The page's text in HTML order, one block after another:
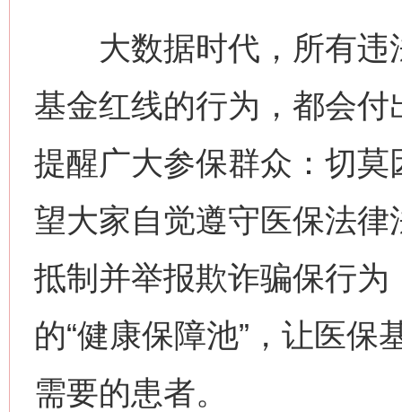
大数据时代，所有违
基金红线的行为，都会
提醒广大参保群众：切
望大家自觉遵守医保法
抵制并举报欺诈骗保行
的“健康保障池”，让医
需要的患者。
网上购药对药下症？